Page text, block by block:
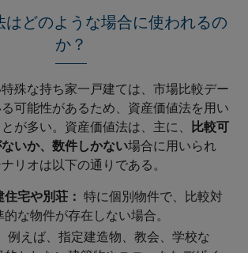
はどのような場合に使われるの
か？
殊な持ち家一戸建ては、市場比較デー
可能性があるため、資産価値法を用い
が多い。資産価値法は、主に、 比較可
いか、数件しかない場合に用いられ
リオは以下の通りである。
宅や別荘： 特に個別物件で、比較対
な物件が存在しない場合。
例えば、指定建造物、教会、学校な